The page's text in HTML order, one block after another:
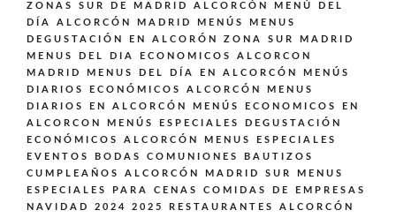
ZONAS SUR DE MADRID ALCORCÓN
MENÚ DEL
DÍA ALCORCÓN MADRID
MENÚS
MENUS
DEGUSTACIÓN EN ALCORÓN ZONA SUR MADRID
MENUS DEL DIA ECONOMICOS ALCORCON
MADRID
MENUS DEL DÍA EN ALCORCÓN
MENÚS
DIARIOS ECONÓMICOS ALCORCÓN
MENUS
DIARIOS EN ALCORCÓN
MENÚS ECONOMICOS EN
ALCORCON
MENÚS ESPECIALES DEGUSTACIÓN
ECONÓMICOS ALCORCÓN
MENUS ESPECIALES
EVENTOS BODAS COMUNIONES BAUTIZOS
CUMPLEAÑOS ALCORCÓN MADRID SUR
MENUS
ESPECIALES PARA CENAS COMIDAS DE EMPRESAS
NAVIDAD 2024 2025 RESTAURANTES ALCORCÓN